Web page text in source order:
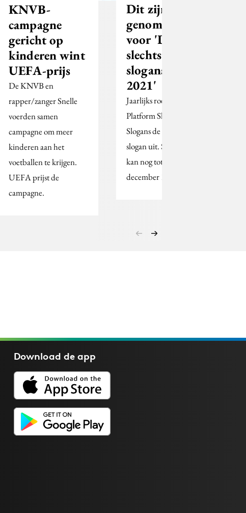
KNVB-
campagne
gericht op
kinderen wint
UEFA-prijs
De KNVB en
rapper/zanger Snelle
voerden samen
campagne om meer
kinderen aan het
voetballen te krijgen.
UEFA prijst de
campagne.
Dit zijn de 10
genomineerden
voor 'De
slechtste
slogans van
2021'
Jaarlijks roept het
Platform Slechtste
Slogans de slechtste
slogan uit. Stemmen
kan nog tot maandag 6
december 12:00 uur.
Download deapp